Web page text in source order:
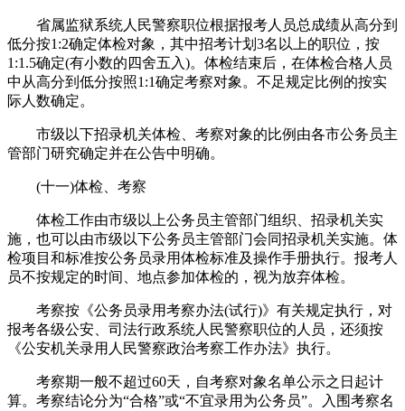
省属监狱系统人民警察职位根据报考人员总成绩从高分到
低分按1:2确定体检对象，其中招考计划3名以上的职位，按
1:1.5确定(有小数的四舍五入)。体检结束后，在体检合格人员
中从高分到低分按照1:1确定考察对象。不足规定比例的按实
际人数确定。
市级以下招录机关体检、考察对象的比例由各市公务员主
管部门研究确定并在公告中明确。
(十一)体检、考察
体检工作由市级以上公务员主管部门组织、招录机关实
施，也可以由市级以下公务员主管部门会同招录机关实施。体
检项目和标准按公务员录用体检标准及操作手册执行。报考人
员不按规定的时间、地点参加体检的，视为放弃体检。
考察按《公务员录用考察办法(试行)》有关规定执行，对
报考各级公安、司法行政系统人民警察职位的人员，还须按
《公安机关录用人民警察政治考察工作办法》执行。
考察期一般不超过60天，自考察对象名单公示之日起计
算。考察结论分为“合格”或“不宜录用为公务员”。入围考察名